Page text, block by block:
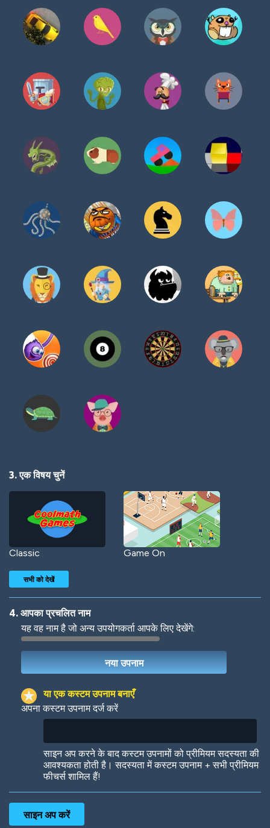
3. एक विषय चुनें
Classic Game On
Woof Jungle Cats
सभी को देखें
4. आपका प्रचलित नाम
यह वह नाम है जो अन्य उपयोगकर्ता आपके लिए देखेंगे:
या एक कस्टम उपनाम बनाएँ
अपना कस्टम उपनाम दर्ज करें
साइन अप करने के बाद कस्टम उपनामों को प्रीमियम सदस्यता की
आवश्यकता होती है। सदस्यता में कस्टम उपनाम + सभी प्रीमियम
फीचर्स शामिल हैं!